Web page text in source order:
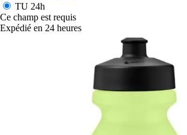
TU 24h
Ce champ est requis
Expédié en 24 heures